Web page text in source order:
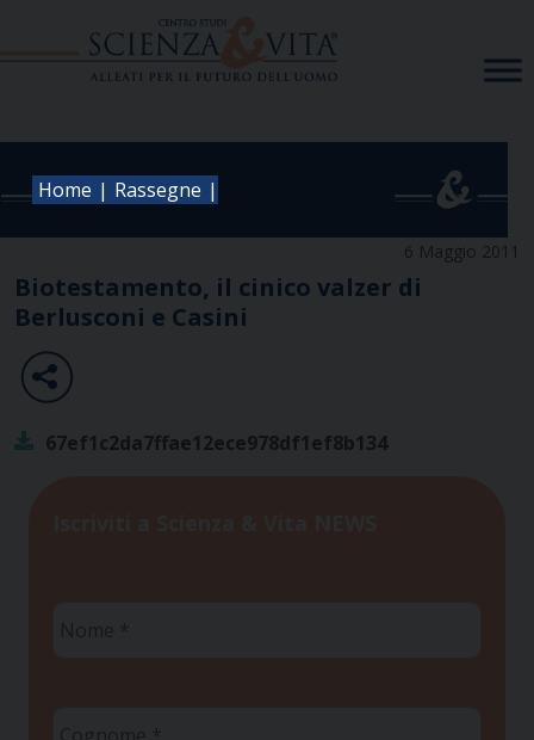
Home | Rassegne |
6 Maggio 2011
Biotestamento, il cinico valzer di
Berlusconi e Casini
67ef1c2da7ffae12ece978df1ef8b134